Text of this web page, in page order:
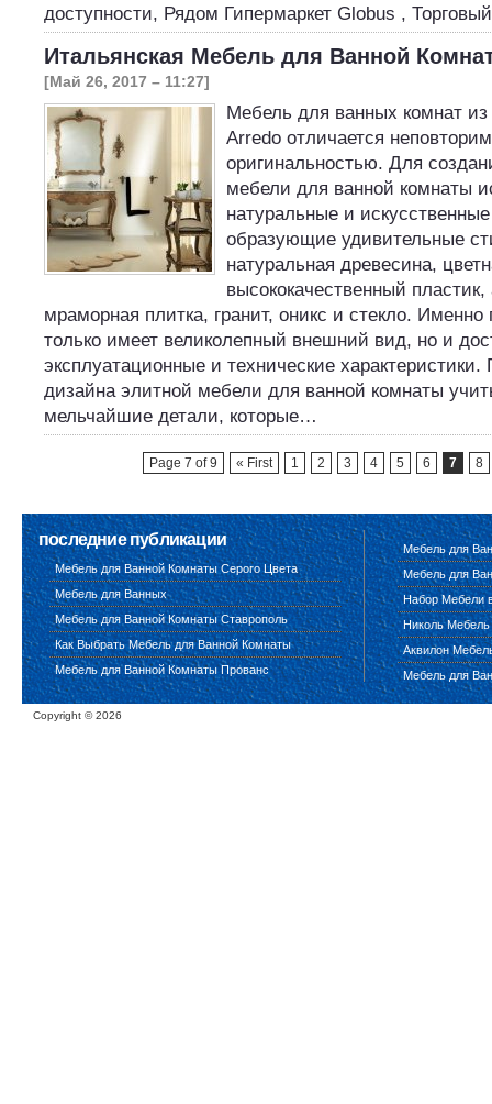
доступности, Рядом Гипермаркет Globus ,
Итальянская Мебель для Ванной
[Май 26, 2017 – 11:27]
Мебель для ванных комнат
Arredo отличается
оригинальностью. Для
мебели для ванной комнаты
натуральные и
образующие удивительные
натуральная древесина,
высококачественный
мраморная плитка, гранит, оникс и стекло. Именно
только имеет великолепный внешний вид, но и
эксплуатационные и технические характеристики.
дизайна элитной мебели для ванной комнаты
мельчайшие детали, которые…
Page 7 of 9 « First 1 2 3 4 5 6 7 8
последние публикации
Мебель для Ванной Комнаты Серого Цвета
Мебель для Ванных
Мебель для Ванной Комнаты Ставрополь
Как Выбрать Мебель для Ванной Комнаты
Мебель для Ванной Комнаты Прованс
Мебель для
Мебель для
Набор Мебели
Николь
Аквилон
Мебель для
Copyright ©2026